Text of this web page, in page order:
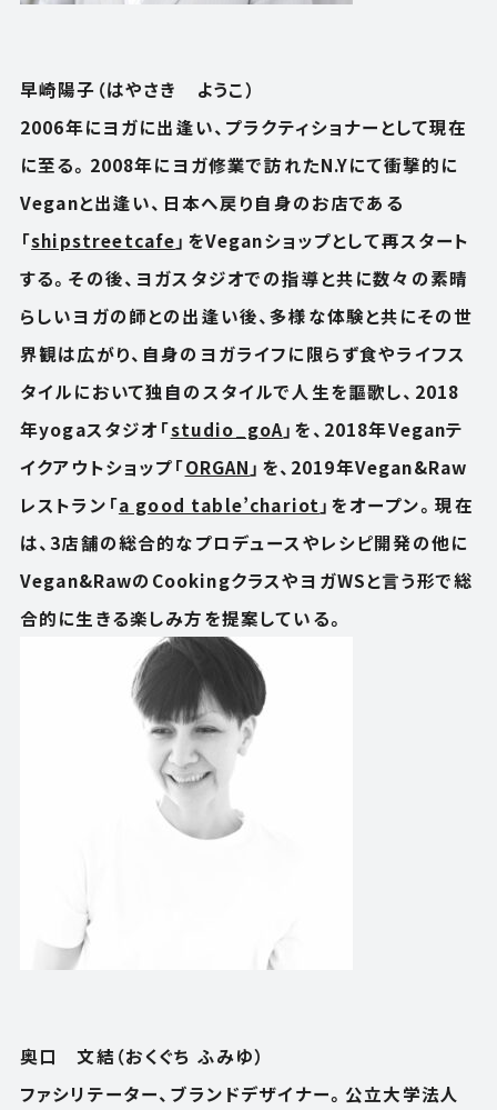
早崎陽子（はやさき ようこ）
2006年にヨガに出逢い、プラクティショナーとして現在
に至る。2008年にヨガ修業で訪れたN.Yにて衝撃的に
Veganと出逢い、日本へ戻り自身のお店である
「shipstreetcafe」をVeganショップとして再スタート
する。その後、ヨガスタジオでの指導と共に数々の素晴
らしいヨガの師との出逢い後、多様な体験と共にその世
界観は広がり、自身のヨガライフに限らず食やライフス
タイルにおいて独自のスタイルで人生を謳歌し、2018
年yogaスタジオ「studio_goA」を、2018年Veganテ
イクアウトショップ「ORGAN 」を、2019年Vegan&Raw
レストラン「a good table’chariot」をオープン。現在
は、3店舗の総合的なプロデュースやレシピ開発の他に
Vegan&RawのCookingクラスやヨガWSと言う形で総
合的に生きる楽しみ方を提案している。
奥口 文結（おくぐち ふみゆ）
ファシリテーター、ブランドデザイナー。公立大学法人